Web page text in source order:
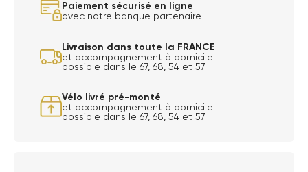
Paiement sécurisé en ligne
avec notre banque partenaire
Livraison dans toute la FRANCE
et accompagnement à domicile
possible dans le 67, 68, 54 et 57
Vélo livré pré-monté
et accompagnement à domicile
possible dans le 67, 68, 54 et 57